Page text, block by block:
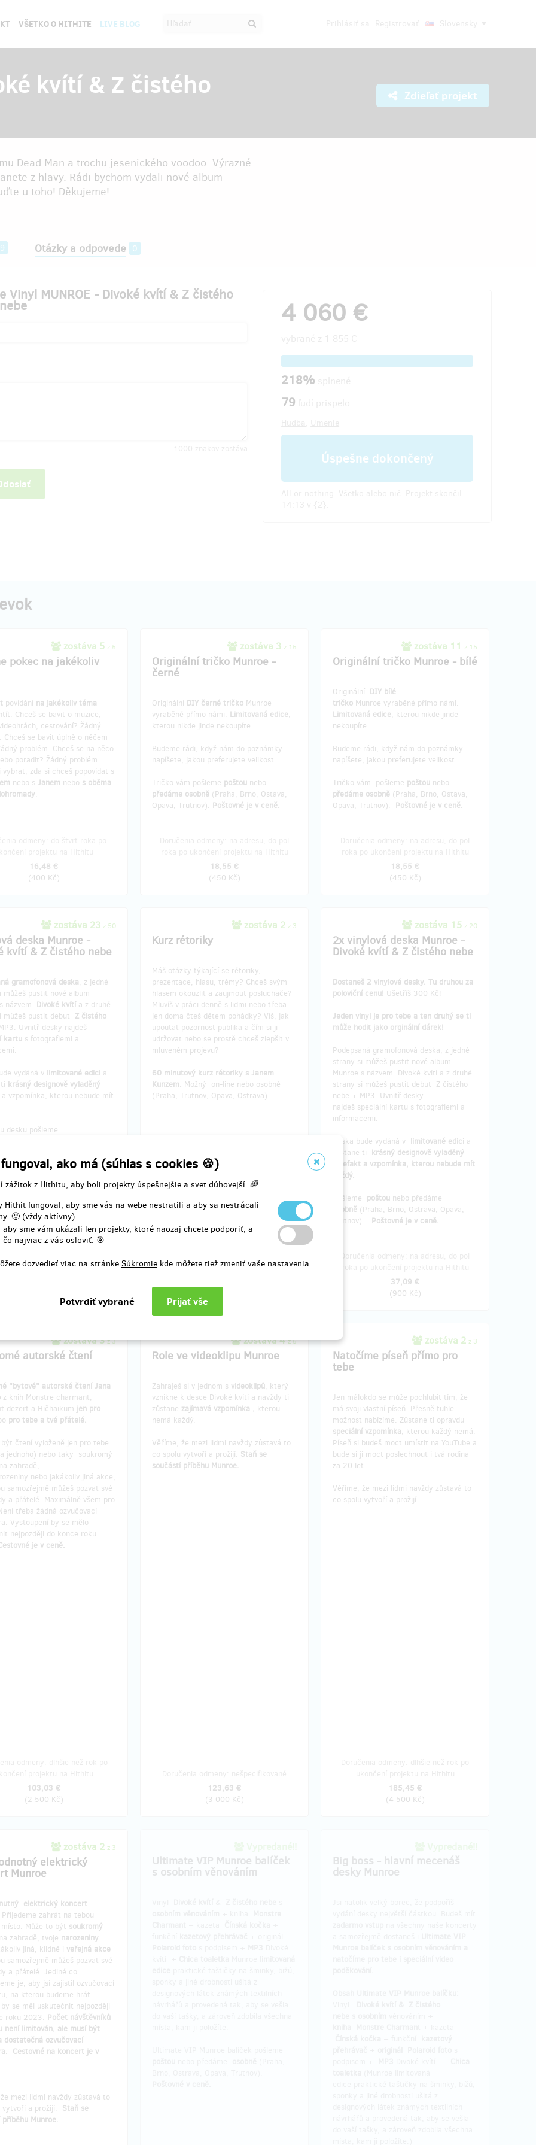
ako má (súhlas s cookies 🍪)
zážitok z Hithitu, aby boli projekty úspešnejšie a svet dúhovejší. 🌈
fungoval, aby sme vás na webe nestratili a aby sa nestrácali
🙂 (vždy aktívny)
sme vám ukázali len projekty, ktoré naozaj chcete podporiť, a
najviac z vás osloviť. 🎯
dozvedieť viac na stránke Súkromie kde môžete tiež zmeniť vaše nastavenia.
VŠETKO O HITHITE LIVE BLOG
kvítí & Z čistého Zdieľať projekt
Dead Man a trochu jesenického voodoo. Výrazné
z hlavy. Rádi bychom vydali nové album
u toho! Děkujeme!
Otázky a odpovede 0
Vinyl MUNROE - Divoké kvítí & Z čistého
nebe 4 060 €
218%
79
Úspešne dokončený
zostáva 5 z 5
pokec na jakékoliv
povídání na jakékoliv téma
Chceš se bavit o muzice,
cestování? Žádný
Chceš se bavit úplně o něčem
problém. Chceš se na něco
poradit? Žádný problém.
vybrat, zda si chceš popovídat s
nebo s Janem nebo s oběma
.
16,48 €
(400 Kč)
zostáva 3 z 15
Originální tričko Munroe -
černé
Originální DIY černé tričko Munroe
vyraběné přímo námi. Limitovaná edice,
kterou nikde jinde nekoupíte.
Budeme rádi, když nám do poznámky
napíšete, jakou preferujete velikost.
Tričko vám pošleme poštou nebo
předáme osobně (Praha, Brno, Ostava,
Opava, Trutnov). Poštovné je v ceně.
18,55 €
(450 Kč)
zostáva 11 z 15
Originální tričko Munroe - bílé
Originální DIY bílé
tričko Munroe vyraběné přímo námi.
Limitovaná edice, kterou nikde jinde
nekoupíte.
Budeme rádi, když nám do poznámky
napíšete, jakou preferujete velikost.
Tričko vám pošleme poštou nebo
předáme osobně (Praha, Brno, Ostava,
Opava, Trutnov). Poštovné je v ceně.
18,55 €
(450 Kč)
zostáva 23 z 50
deska Munroe -
kvítí & Z čistého nebe
gramofonová deska, z jedné
můžeš pustit nové album
názvem Divoké kvítí a z druhé
můžeš pustit debut Z čistého
Uvnitř desky najdeš
kartu s fotografiemi a
vydáná v limitované edici a
krásný designově vyladěný
a vzpomínka, kterou nebude mít
desku pošleme
je v ceně.
ukončení projektu na Hithitu
zostáva 2 z 3
Kurz rétoriky
Máš otázky týkající se rétoriky,
prezentace, hlasu, trémy? Chceš svým
hlasem okouzlit a zaujmout posluchače?
Mluvíš v práci denně s lidmi nebo třeba
jen doma čteš dětem pohádky? Víš, jak
upoutat pozornost publika a čím si ji
udržovat nebo se prostě chceš zlepšit v
mluveném projevu?
60 minutový kurz rétoriky s Janem
Kunzem. Možný on-line nebo osobně
(Praha, Trutnov, Opava, Ostrava)
ukončení projektu na Hithitu
zostáva 15 z 20
2x vinylová deska Munroe -
Divoké kvítí & Z čistého nebe
Dostaneš 2 vinylové desky. Tu druhou za
poloviční cenu! Ušetříš 300 Kč!
Jeden vinyl je pro tebe a ten druhý se ti
může hodit jako orginální dárek!
Podepsaná gramofonová deska, z jedné
strany si můžeš pustit nové album
Munroe s názvem Divoké kvítí a z druhé
strany si můžeš pustit debut Z čistého
nebe + MP3. Uvnitř desky
najdeš speciální kartu s fotografiemi a
informacemi.
Deska bude vydáná v limitované edici a
zůstane ti krásný designově vyladěný
artefakt a vzpomínka, kterou nebude mít
každý.
Pošleme poštou nebo předáme
osobně (Praha, Brno, Ostrava, Opava,
Trutnov). Poštovné je v ceně.
37,09 €
(900 Kč)
zostáva 3z 3
autorské čtení
"bytové" autorské čtení Jana
z knih Monstre charmant,
dezert a Hičhaikum jen pro
pro tebe a tvé přátelé.
čtení vyloženě jen pro tebe
jednoho) nebo taky soukromý
zahradě,
nebo jakákoliv jiná akce,
samozřejmě můžeš pozvat své
a přátelé. Maximálně všem pro
třeba žádná ozvučovací
Vystoupení by se mělo
nejpozději do konce roku
je v ceně.
103,03 €
(2 500 Kč)
zostáva 4z 5
Role ve videoklipu Munroe
Zahraješ si v jednom s videoklipů, který
vznikne k desce Divoké kvítí a navždy ti
zůstane zajímavá vzpomínka , kterou
nemá každý.
Věříme, že mezi lidmi navždy zůstavá to
co spolu vytvoří a prožijí. Staň se
součástí příběhu Munroe.
123,63 €
(3 000 Kč)
zostáva 2 z 3
Natočíme píseň přímo pro
tebe
Jen málokdo se může pochlubit tím, že
má svoji vlastní píseň. Přesně tuhle
možnost nabízíme. Zůstane ti opravdu
speciální vzpomínka, kterou každý nemá.
Píseň si budeš moct umístit na YouTube a
bude si ji moct poslechnout i tvá rodina
za 20 let.
Věříme, že mezi lidmi navždy zůstavá to
co spolu vytvoří a prožijí.
185,45 €
(4 500 Kč)
zostáva 2 z 3
elektrický
Munroe
elektrický koncert
Přijedeme zahrát na tebou
Může to být soukromý
na zahradě, tvoje narozeniny
jiná, klidně i veřejná akce
samozřejmě můžeš pozvat své
a přátelé. Jediné co
je, aby jsi zajistil ozvučovací
na kterou budeme hrát.
se měl uskutečnit nejpozději
roku 2023. Počet návštěvníků
není limitován, ale musí být
dostatečná ozvučovací
. Cestovné na koncert je v
mezi lidmi navždy zůstavá to
vytvoří a prožijí. Staň se
Munroe.
Ultimate VIP Munroe balíček
s osobním věnováním
Big boss - hlavní mecenáš
desky Munroe